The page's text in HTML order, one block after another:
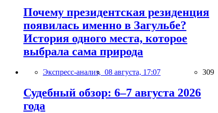
Почему президентская резиденция
появилась именно в Загульбе?
История одного места, которое
выбрала сама природа
Экспресс-анализ, 08 августа, 17:07 309
Судебный обзор: 6–7 августа 2026
года